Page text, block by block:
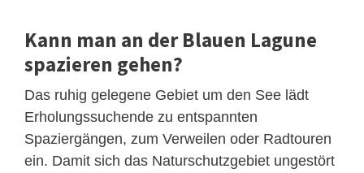
Kann man an der Blauen Lagune
spazieren gehen?
Das ruhig gelegene Gebiet um den See lädt
Erholungssuchende zu entspannten
Spaziergängen, zum Verweilen oder Radtouren
ein. Damit sich das Naturschutzgebiet ungestört